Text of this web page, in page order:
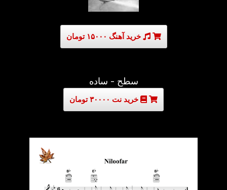
خرید آهنگ ۱۵۰۰۰ تومان
سطح - ساده
خرید نت ۳۰۰۰۰ تومان